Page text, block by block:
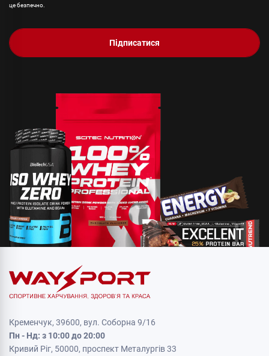
це безпечно.
Підписатися
Кременчук, 39600, вул. Соборна 9/16
Пн - Нд: з 10:00 до 20:00
Кривий Ріг, 50000, проспект Металургів 33